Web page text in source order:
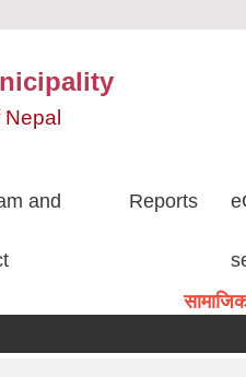
Nepal
and Reports